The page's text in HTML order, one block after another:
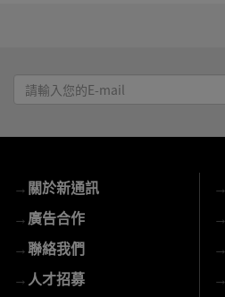
請
輸
E-
mail
→關於新通訊
→廣告合作
→聯絡我們
→ 人才招募
→
→
→
→